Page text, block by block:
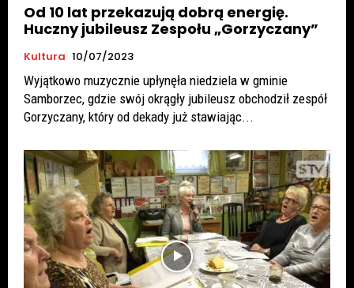
Od 10 lat przekazują dobrą energię.
Huczny jubileusz Zespołu „Gorzyczany”
Kultura 10/07/2023
Wyjątkowo muzycznie upłynęła niedziela w gminie
Samborzec, gdzie swój okrągły jubileusz obchodził zespół
Gorzyczany, który od dekady już stawiając...